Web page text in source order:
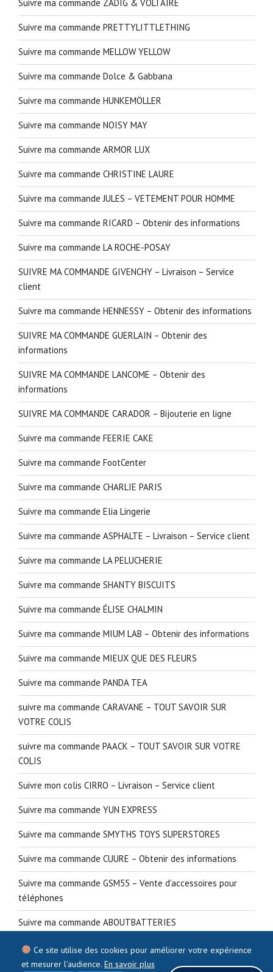
Suivre ma commande ZADIG & VOLTAIRE
Suivre ma commande PRETTYLITTLETHING
Suivre ma commande MELLOW YELLOW
Suivre ma commande Dolce & Gabbana
Suivre ma commande HUNKEMÖLLER
Suivre ma commande NOISY MAY
Suivre ma commande ARMOR LUX
Suivre ma commande CHRISTINE LAURE
Suivre ma commande JULES – VETEMENT POUR HOMME
Suivre ma commande RICARD – Obtenir des informations
Suivre ma commande LA ROCHE-POSAY
SUIVRE MA COMMANDE GIVENCHY – Livraison – Service
client
Suivre ma commande HENNESSY – Obtenir des informations
SUIVRE MA COMMANDE GUERLAIN – Obtenir des
informations
SUIVRE MA COMMANDE LANCOME – Obtenir des
informations
SUIVRE MA COMMANDE CARADOR – Bijouterie en ligne
Suivre ma commande FEERIE CAKE
Suivre ma commande FootCenter
Suivre ma commande CHARLIE PARIS
Suivre ma commande Elia Lingerie
Suivre ma commande ASPHALTE – Livraison – Service client
Suivre ma commande LA PELUCHERIE
Suivre ma commande SHANTY BISCUITS
Suivre ma commande ÉLISE CHALMIN
Suivre ma commande MIUM LAB – Obtenir des informations
Suivre ma commande MIEUX QUE DES FLEURS
Suivre ma commande PANDA TEA
suivre ma commande CARAVANE – TOUT SAVOIR SUR
VOTRE COLIS
suivre ma commande PAACK – TOUT SAVOIR SUR VOTRE
COLIS
Suivre mon colis CIRRO – Livraison – Service client
Suivre ma commande YUN EXPRESS
Suivre ma commande SMYTHS TOYS SUPERSTORES
Suivre ma commande CUURE – Obtenir des informations
Suivre ma commande GSM55 – Vente d’accessoires pour
téléphones
Suivre ma commande ABOUTBATTERIES
Ce site utilise des cookies pour améliorer votre expérience
et mesurer l’audience. En savoir plus